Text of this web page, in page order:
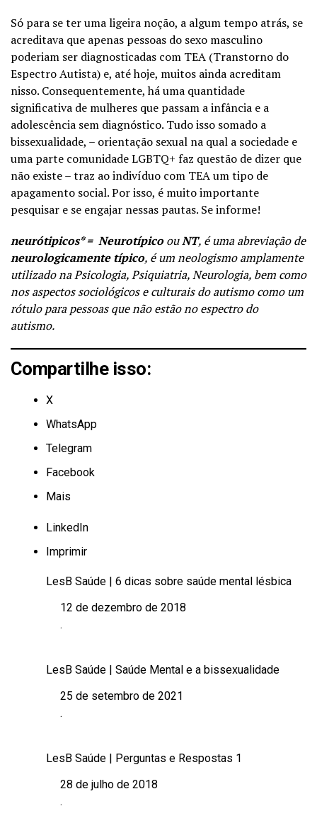
Só para se ter uma ligeira noção, a algum tempo atrás, se
acreditava que apenas pessoas do sexo masculino
poderiam ser diagnosticadas com TEA (Transtorno do
Espectro Autista) e, até hoje, muitos ainda acreditam
nisso. Consequentemente, há uma quantidade
significativa de mulheres que passam a infância e a
adolescência sem diagnóstico. Tudo isso somado a
bissexualidade, – orientação sexual na qual a sociedade e
uma parte comunidade LGBTQ+ faz questão de dizer que
não existe – traz ao indivíduo com TEA um tipo de
apagamento social. Por isso, é muito importante
pesquisar e se engajar nessas pautas. Se informe!
neurótipicos* = NeurotípicoouNT, é uma abreviação de
neurologicamente típico, é umneologismoamplamente
utilizado naPsicologia,Psiquiatria,Neurologia, bem como
nos aspectos sociológicos e culturais doautismocomo um
rótulo para pessoas que não estão noespectro do
autismo.
Compartilhe isso:
X
WhatsApp
Telegram
Facebook
Mais
LinkedIn
Imprimir
LesB Saúde | 6 dicas sobre saúde mental lésbica
Data12 de dezembro de 2018
Em relação a
.
LesB Saúde | Saúde Mental e a bissexualidade
Data
25 de setembro de 2021
Em relação a
.
LesB Saúde | Perguntas e Respostas 1
Data
28 de julho de 2018
Em relação a
.